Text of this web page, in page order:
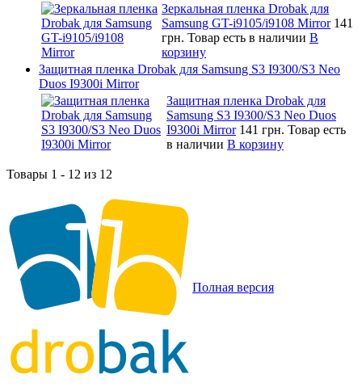
Зеркальная пленка Drobak для
Samsung GT-i9105/i9108 Mirror 141
грн. Товар есть в наличии В
корзину
Защитная пленка Drobak для Samsung S3 I9300/S3 Neo
Duos I9300i Mirror
Защитная пленка Drobak для
Samsung S3 I9300/S3 Neo Duos
I9300i Mirror 141 грн. Товар есть
в наличии В корзину
Товары 1 - 12 из 12
Полная версия